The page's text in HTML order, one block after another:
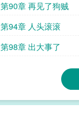
第90章 再见了狗贼
第94章 人头滚滚
第98章 出大事了